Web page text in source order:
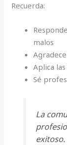
Recuerda:
malos
Aplica
Sé
La
exitoso.